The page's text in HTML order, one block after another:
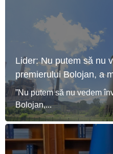
Lider: Nu putem să nu
premierului Bolojan, a
”Nu putem să nu vedem
Bolojan,...